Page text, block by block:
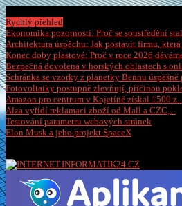
Rychlý přehled
Ekonomika pozornosti: Proč se soustředění
Architektura úspěchu: Jak postavit firmu,
Konec doby plastové: Proč v roce 2026
Bezpečná dovolená v horských oblastech s
Schránka se vzorky z planetky Bennu úspěšně
Fotovoltaiky postupně zlevňují, příčinou
Amazon pro centrum v Kojetíně získal 1500
Alza vyřídí reklamaci zboží od Mall a CZC,...
Testování parametru webových stránek
Elon Musk a jeho projekt SpaceX